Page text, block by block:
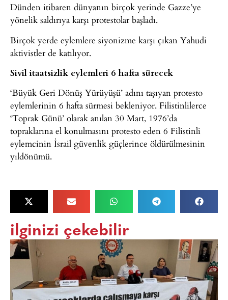
Dünden itibaren dünyanın birçok yerinde Gazze’ye
yönelik saldırıya karşı protestolar başladı.
Birçok yerde eylemlere siyonizme karşı çıkan Yahudi
aktivistler de katılıyor.
Sivil itaatsizlik eylemleri 6 hafta sürecek
‘Büyük Geri Dönüş Yürüyüşü’ adını taşıyan protesto
eylemlerinin 6 hafta sürmesi bekleniyor. Filistinlilerce
‘Toprak Günü’ olarak anılan 30 Mart, 1976’da
topraklarına el konulmasını protesto eden 6 Filistinli
eylemcinin İsrail güvenlik güçlerince öldürülmesinin
yıldönümü.
ilginizi çekebilir